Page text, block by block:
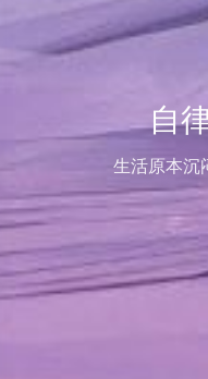
自
生活原本沉